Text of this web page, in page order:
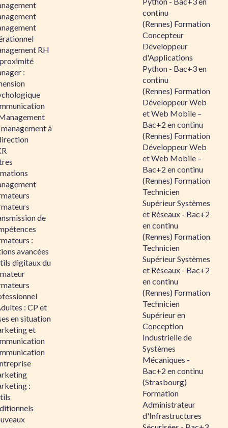
RH
:
à
de
:
avancées
digitaux du
: CP et
en situation
et
:
continu
(Rennes) Formation
Concepteur
Développeur
d'Applications
Python - Bac+3 en
continu
(Rennes) Formation
Développeur Web
et Web Mobile –
Bac+2 en continu
(Rennes) Formation
Développeur Web
et Web Mobile –
Bac+2 en continu
(Rennes) Formation
Technicien
Supérieur Systèmes
et Réseaux - Bac+2
en continu
(Rennes) Formation
Technicien
Supérieur Systèmes
et Réseaux - Bac+2
en continu
(Rennes) Formation
Technicien
Supérieur en
Conception
Industrielle de
Systèmes
Mécaniques -
Bac+2 en continu
(Strasbourg)
Formation
Administrateur
d'Infrastructures